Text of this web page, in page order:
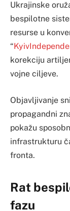
Ukrajinske
bespilotne
resurse u
“
korekciju
vojne ciljeve.
Objavljivanje
propagandni
pokažu
infrastrukturu
fronta.
Rat
fazu